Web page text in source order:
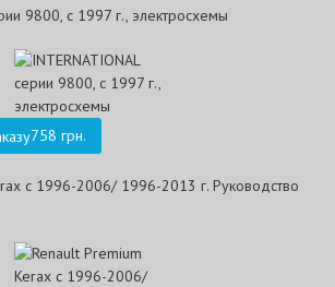
9800, с 1997 г., электросхемы
758 грн.
с 1996-2006/ 1996-2013 г. Руководство